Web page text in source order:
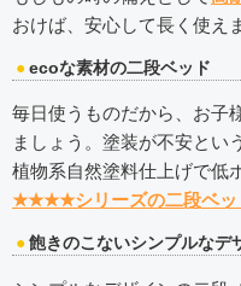
おけば、安心して長く使え
ecoな素材の二段ベッド
毎日使うものだから、お子
ましょう。塗装が不安とい
植物系自然塗料仕上げで低
★★★★シリーズの二段ベッ
飽きのこないシンプルなデ